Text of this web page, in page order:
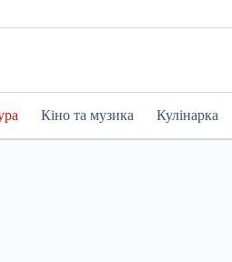
Кіно та музика Кулінарка